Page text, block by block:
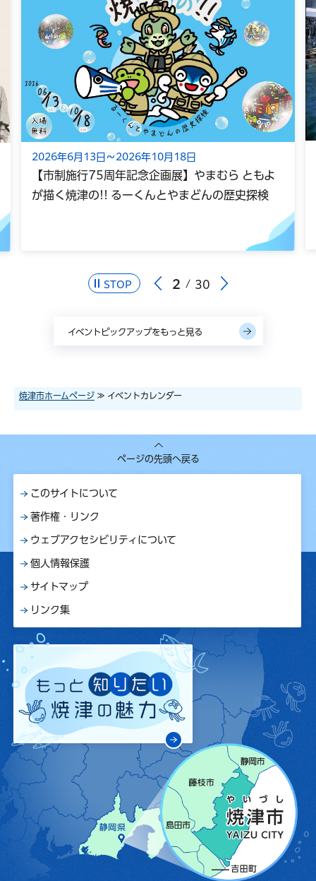
STOP 2 30
2026年6月13日～2026年10月18日
【市制施行75周年記念企画展】やまむら ともよ
が描く焼津の!! るーくんとやまどんの歴史探検
イベントピックアップをもっと見る
焼津市ホームページ ≫ イベントカレンダー
ページの先頭へ戻る
このサイトについて
著作権・リンク
ウェブアクセシビリティについて
個人情報保護
サイトマップ
リンク集